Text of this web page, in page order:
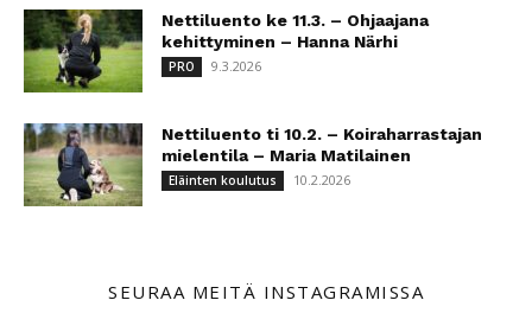
Nettiluento ke 11.3. – Ohjaajana
kehittyminen – Hanna Närhi
PRO 9.3.2026
Nettiluento ti 10.2. – Koiraharrastajan
mielentila – Maria Matilainen
Eläinten koulutus 10.2.2026
SEURAA MEITÄ INSTAGRAMISSA